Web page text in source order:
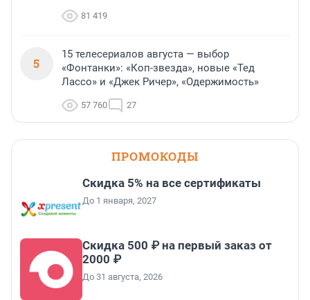
81 419
5
15 телесериалов августа — выбор
«Фонтанки»: «Коп-звезда», новые «Тед
Лассо» и «Джек Ричер», «Одержимость»
57 760 27
ПРОМОКОДЫ
Скидка 5% на все сертификаты
До 1 января, 2027
Скидка 500 ₽ на первый заказ от
2000 ₽
До 31 августа, 2026